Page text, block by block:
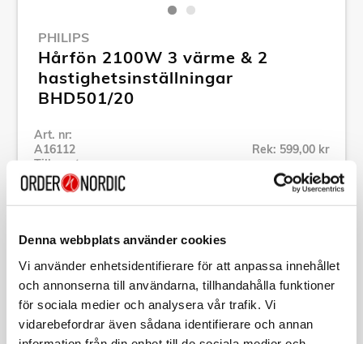
Denna webbplats använder cookies
Vi använder enhetsidentifierare för att anpassa innehållet
och annonserna till användarna, tillhandahålla funktioner
för sociala medier och analysera vår trafik. Vi
vidarebefordrar även sådana identifierare och annan
PHILIPS
Hårfön 2100W 3 värme & 2
hastighetsinställningar
BHD501/20
Art. nr:
A16112
Tillv. art. nr:
BHD501/20
Rek: 599,00 kr
Se alla produkter inom Philips
Specifikation
Beskrivning